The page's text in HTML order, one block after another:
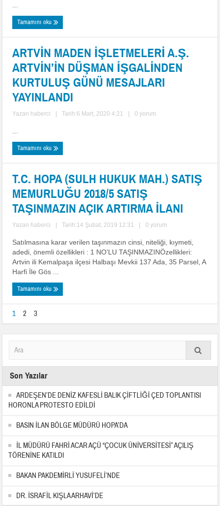
Tamamını oku
ARTVİN MADEN İŞLETMELERİ A.Ş.
ARTVİN’İN DÜŞMAN İŞGALİNDEN
KURTULUŞ GÜNÜ MESAJLARI
YAYINLANDI
Yazan haberci Tarih:6 Mart, 2020 4:21 0 yorum
Tamamını oku
T.C. HOPA (SULH HUKUK MAH.) SATIŞ
MEMURLUĞU 2018/5 SATIŞ
TAŞINMAZIN AÇIK ARTIRMA İLANI
Yazan haberci Tarih:14 Şubat, 2019 12:31 0 yorum
Satılmasına karar verilen taşınmazın cinsi, niteliği, kıymeti,
adedi, önemli özellikleri : 1 NO'LU TAŞINMAZINÖzellikleri:
Artvin ili Kemalpaşa ilçesi Halbaşı Mevkii 137 Ada, 35 Parsel, A
Harfi İle Gös ...
Tamamını oku
1 2 3
Son Yazılar
ARDEŞEN’DE DENİZ KAFESLİ BALIK ÇİFTLİĞİ ÇED TOPLANTISI
HORONLA PROTESTO EDİLDİ
BASIN İLAN BÖLGE MÜDÜRÜ HOPA’DA
İL MÜDÜRÜ FAHRİ ACAR AÇÜ “ÇOCUK ÜNİVERSİTESİ” AÇILIŞ
TÖRENİNE KATILDI
BAKAN PAKDEMİRLİ YUSUFELİ’NDE
DR. İSRAFİL KIŞLA ARHAVİ’DE